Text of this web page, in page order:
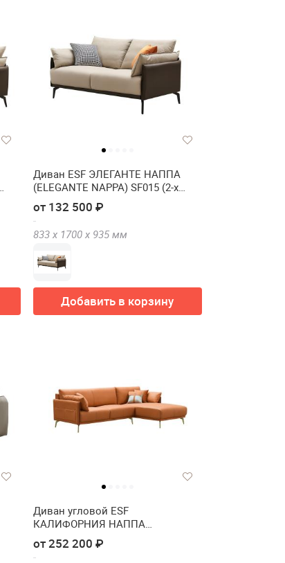
Диван ESF ЭЛЕГАНТЕ НАППА
(ELEGANTE NAPPA) SF015 (2-х
местный)
от 132 500 ₽
833 х 1700 х 935 мм
Добавить в корзину
Диван угловой ESF
КАЛИФОРНИЯ НАППА
(CALIFORNIA NAPPA) SF002 угол
правый
от 252 200 ₽